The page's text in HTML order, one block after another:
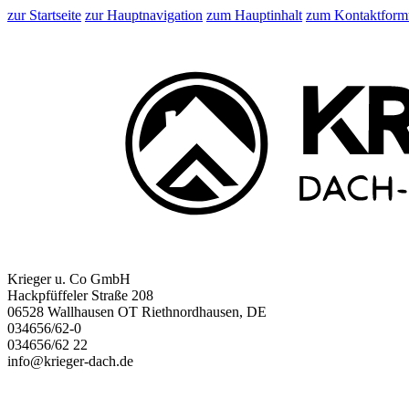
zur Startseite zur Hauptnavigation zum Hauptinhalt zum
Krieger u. Co GmbH
Hackpfüffeler Straße 208
06528 Wallhausen OT Riethnordhausen, DE
034656/62-0
034656/62 22
info@krieger-dach.de